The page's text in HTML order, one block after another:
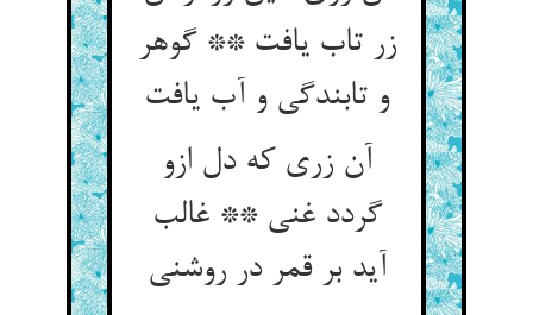
زر تاب یافت ** گوهر
و تابندگی و آب یافت
آن زری که دل ازو
گردد غنی ** غالب
آید بر قمر در روشنی